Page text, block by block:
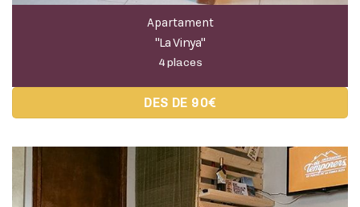
Apartament
"La Vinya"
4 places
DES DE 90€